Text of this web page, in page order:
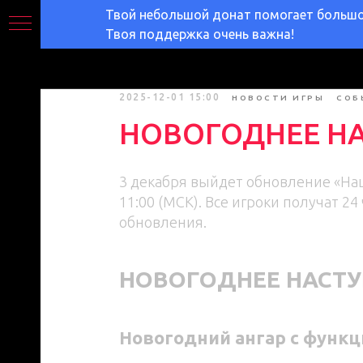
Твой небольшой донат помогает
Твоя поддержка очень важна!
2025-12-01 15:00 НОВОСТИ ИГРЫ
НОВОГОДНЕЕ
3 декабря выйдет обновление
11:00 (МСК). Все игроки получат
обновления.
НОВОГОДНЕЕ
Новогодний ангар с